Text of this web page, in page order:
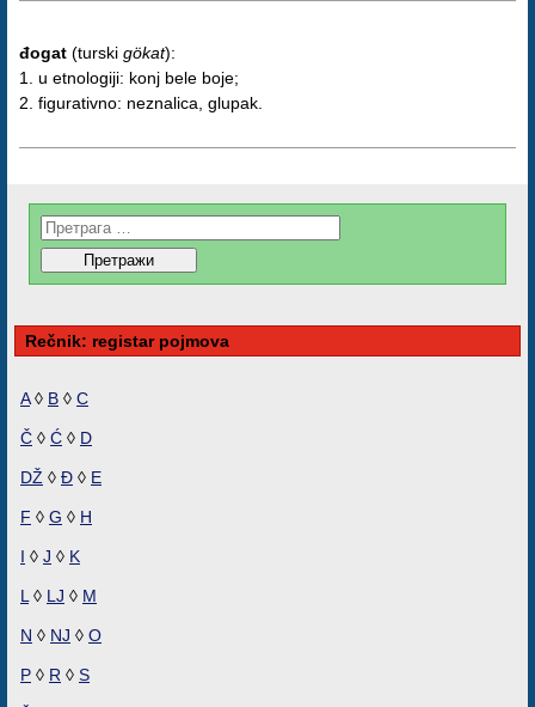
đogat (turski gökat):
1. u etnologiji: konj bele boje;
2. figurativno: neznalica, glupak.
Rečnik: registar pojmova
A◊ B ◊ C
Č ◊ Ć ◊ D
DŽ ◊ Đ ◊ E
F ◊ G ◊ H
I ◊ J ◊ K
L ◊ LJ ◊ M
N ◊ NJ ◊ O
P ◊ R ◊ S